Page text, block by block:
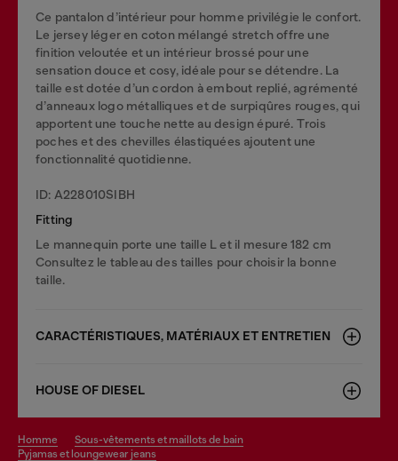
Ce pantalon d’intérieur pour homme privilégie le confort.
Le jersey léger en coton mélangé stretch offre une
finition veloutée et un intérieur brossé pour une
sensation douce et cosy, idéale pour se détendre. La
taille est dotée d’un cordon à embout replié, agrémenté
d’anneaux logo métalliques et de surpiqûres rouges, qui
apportent une touche nette au design épuré. Trois
poches et des chevilles élastiquées ajoutent une
fonctionnalité quotidienne.
ID: A228010SIBH
Fitting
Le mannequin porte une taille L et il mesure 182 cm
Consultez le tableau des tailles pour choisir la bonne
taille.
CARACTÉRISTIQUES, MATÉRIAUX ET ENTRETIEN
HOUSE OF DIESEL
homme
sous-vêtements et maillots de bain
pyjamas et loungewear jeans